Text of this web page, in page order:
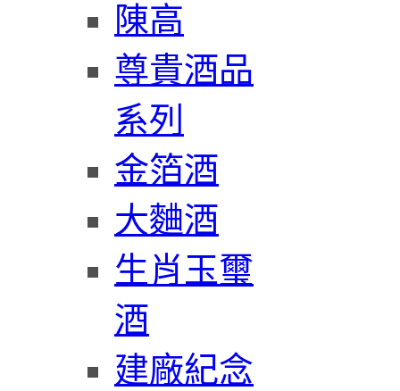
陳高
尊貴酒品
系列
金箔酒
大麯酒
生肖玉璽
酒
建廠紀念